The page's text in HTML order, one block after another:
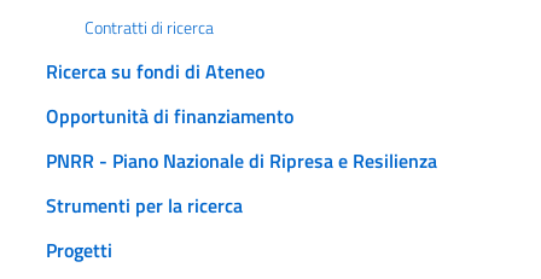
Contratti di ricerca
Ricerca su fondi di Ateneo
Opportunità di finanziamento
PNRR - Piano Nazionale di Ripresa e Resilienza
Strumenti per la ricerca
Progetti